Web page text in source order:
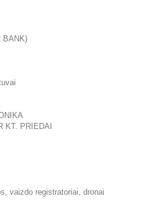
BANK)
KT. PRIEDAI
vaizdo registratoriai, dronai